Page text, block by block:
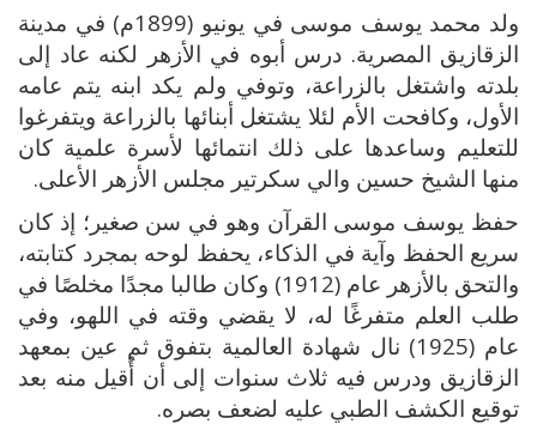
ولد محمد يوسف موسى في يونيو (1899م) في مدينة
الزقازيق المصرية. درس أبوه في الأزهر لكنه عاد إلى
بلدته واشتغل بالزراعة، وتوفي ولم يكد ابنه يتم عامه
الأول، وكافحت الأم لئلا يشتغل أبنائها بالزراعة ويتفرغوا
للتعليم وساعدها على ذلك انتمائها لأسرة علمية كان
منها الشيخ حسين والي سكرتير مجلس الأزهر الأعلى.
حفظ يوسف موسى القرآن وهو في سن صغير؛ إذ كان
سريع الحفظ وآية في الذكاء، يحفظ لوحه بمجرد كتابته،
والتحق بالأزهر عام (1912) وكان طالبا مجدًا مخلصًا في
طلب العلم متفرغًا له، لا يقضي وقته في اللهو، وفي
عام (1925) نال شهادة العالمية بتفوق ثم عين بمعهد
الزقازيق ودرس فيه ثلاث سنوات إلى أن أُقيل منه بعد
توقيع الكشف الطبي عليه لضعف بصره.